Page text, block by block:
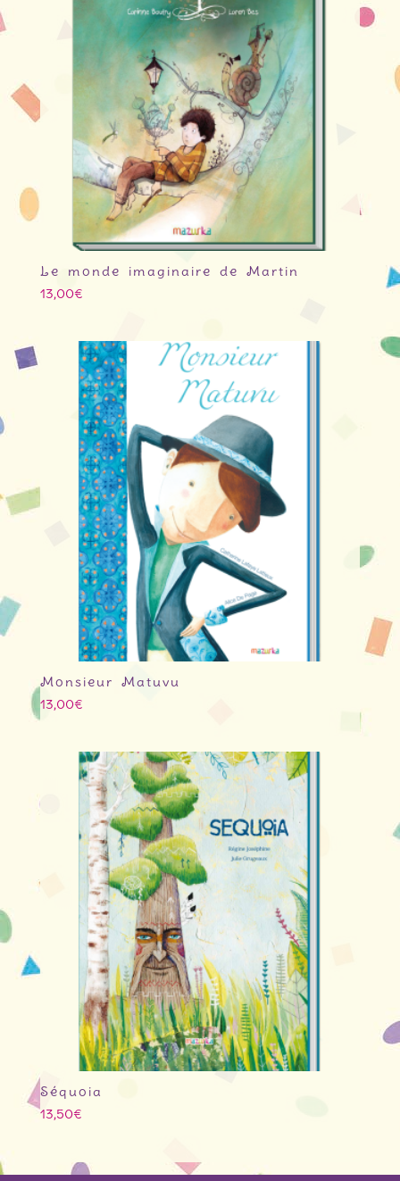
Le monde imaginaire de Martin
13,00€
Monsieur Matuvu
13,00€
Séquoia
13,50€